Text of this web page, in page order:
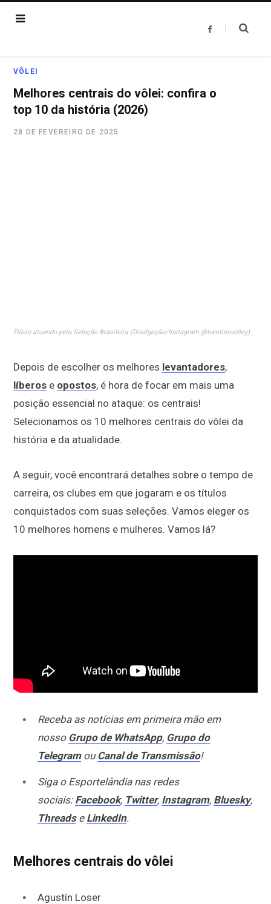
F
VÔLEI
Melhores centrais do vôlei: confira o
top 10 da história (2026)
28 DE FEVEREIRO DE 2025
Flávio atuando pela Seleção Brasileira (Divulgação/Instagram @trentinovolley)
Depois de escolher os melhores levantadores,
líberos e opostos, é hora de focar em mais uma
posição essencial no ataque: os centrais!
Selecionamos os 10 melhores centrais do vôlei da
história e da atualidade.
A seguir, você encontrará detalhes sobre o tempo de
carreira, os clubes em que jogaram e os títulos
conquistados com suas seleções. Vamos eleger os
10 melhores homens e mulheres. Vamos lá?
Receba as notícias em primeira mão em
nosso Grupo de WhatsApp, Grupo do
Telegram ou Canal de Transmissão!
Siga o Esportelândia nas redes
sociais: Facebook, Twitter, Instagram, Bluesky,
Threadse LinkedIn.
Melhores centrais do vôlei
Agustín Loser